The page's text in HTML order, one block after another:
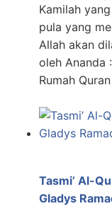
Kamilah
pula yang
Allah akan
oleh Ananda
Rumah
Tasmi’ Al-
Gladys